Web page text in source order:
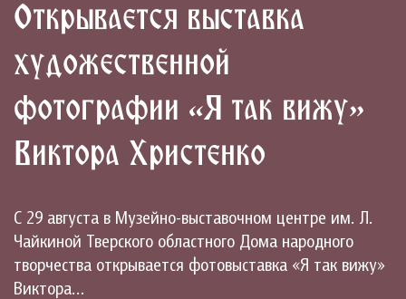
Открывается выставка
художественной
фотографии «Я так вижу»
Виктора Христенко
С 29 августа в Музейно-выставочном центре им. Л.
Чайкиной Тверского областного Дома народного
творчества открывается фотовыставка «Я так вижу»
Виктора…